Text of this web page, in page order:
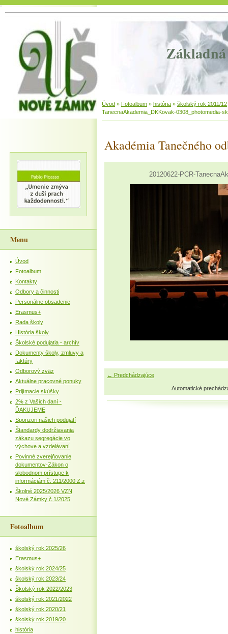
Základná
Úvod » Fotoalbum » história » školský rok 2011/12
TanecnaAkademia_DKKovak-0308_photomedia-sk
Akadémia Tanečného
20120622-PCR-
← Predchádzajúce
Automatické
Menu
Úvod
Fotoalbum
Kontakty
Odbory a činnosti
Personálne obsadenie
Erasmus+
Rada školy
História školy
Školské podujatia - archív
Dokumenty školy, zmluvy a
faktúry
Odborový zväz
Aktuálne pracovné ponuky
Prijímacie skúšky
2% z Vašich daní -
ĎAKUJEME
Sponzori našich podujatí
Štandardy dodržiavania
zákazu segregácie vo
výchove a vzdelávaní
Povinné zverejňovanie
dokumentov-Zákon o
slobodnom prístupe k
informáciám č. 211/2000 Z.z
Školné 2025/2026 VZN
Nové Zámky č.1/2025
Fotoalbum
školský rok 2025/26
Erasmus+
školský rok 2024/25
školský rok 2023/24
Školský rok 2022/2023
školský rok 2021/2022
školský rok 2020/21
školský rok 2019/20
história